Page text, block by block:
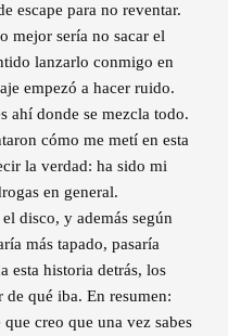
escape para no reventar.
mejor sería no sacar el
lanzarlo conmigo en
empezó a hacer ruido.
ahí donde se mezcla todo.
cómo me metí en esta
la verdad: ha sido mi
en general.
disco, y además según
más tapado, pasaría
esta historia detrás, los
de qué iba. En resumen:
creo que una vez sabes